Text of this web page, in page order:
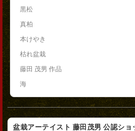
黒松
真柏
本けやき
枯れ盆栽
藤田 茂男 作品
海
盆栽アーテイスト 藤田茂男 公認ショ